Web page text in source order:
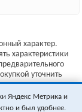
характер.
характеристики
уточнить
(ст.435 ГК РФ).
Яндекс Метрика и
и был удобнее.